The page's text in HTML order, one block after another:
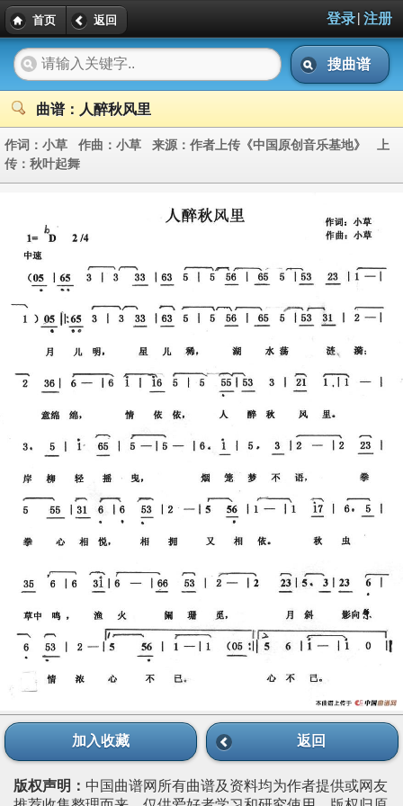
首页 返回 登录| 注册
搜曲谱
曲谱：人醉秋风里
作词： 小草 作曲： 小草 来源： 作者上传《中国原创音乐基地》 上
传： 秋叶起舞
加入收藏 返回
版权声明： 中国曲谱网所有曲谱及资料均为作者提供或网友